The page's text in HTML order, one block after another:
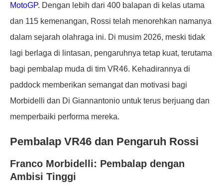
MotoGP. Dengan lebih dari 400 balapan di kelas utama
dan 115 kemenangan, Rossi telah menorehkan namanya
dalam sejarah olahraga ini. Di musim 2026, meski tidak
lagi berlaga di lintasan, pengaruhnya tetap kuat, terutama
bagi pembalap muda di tim VR46. Kehadirannya di
paddock memberikan semangat dan motivasi bagi
Morbidelli dan Di Giannantonio untuk terus berjuang dan
memperbaiki performa mereka.
Pembalap VR46 dan Pengaruh Rossi
Franco Morbidelli: Pembalap dengan
Ambisi Tinggi